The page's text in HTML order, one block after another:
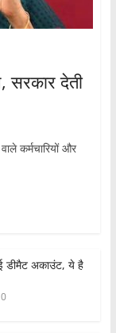
सरकार देती
कर्मचारियों और
डीमैट अकाउंट, ये है
0